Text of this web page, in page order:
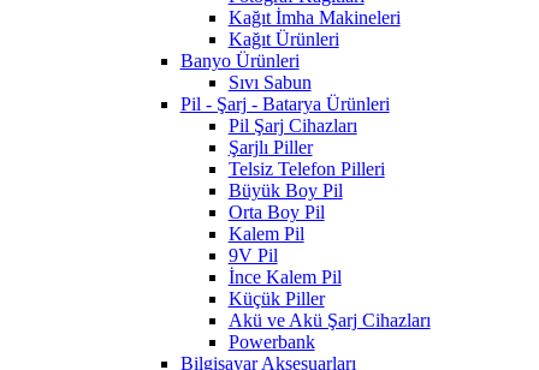
Kağıt İmha Makineleri
Kağıt Ürünleri
Banyo Ürünleri
Sıvı Sabun
Pil - Şarj - Batarya Ürünleri
Pil Şarj Cihazları
Şarjlı Piller
Telsiz Telefon Pilleri
Büyük Boy Pil
Orta Boy Pil
Kalem Pil
9V Pil
İnce Kalem Pil
Küçük Piller
Akü ve Akü Şarj Cihazları
Powerbank
Bilgisayar Aksesuarları